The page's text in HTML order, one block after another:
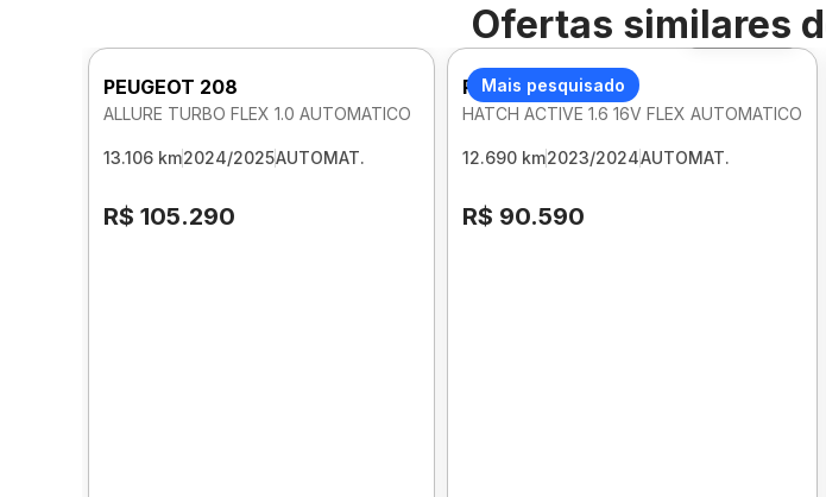
Ofertas similares
PEUGEOT 208
ALLURE TURBO FLEX 1.0 AUTOMATICO
13.106 km2024/2025AUTOMAT.
R$ 105.290
Mais pesquisado
Foto 360º
PEUGEOT 208
HATCH ACTIVE 1.6 16V FLEX AUTOMATICO
12.690 km2023/2024AUTOMAT.
R$ 90.590